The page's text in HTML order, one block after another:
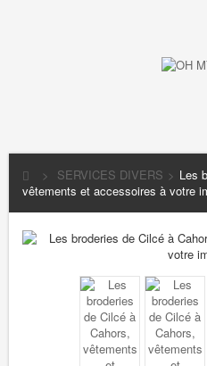
> SERVICES DIVERS > Les
vêtements et accessoires à votre